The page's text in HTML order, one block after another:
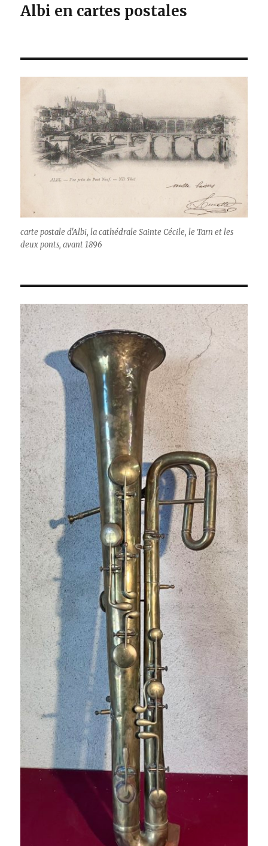
Albi en cartes postales
carte postale d'Albi, la cathédrale Sainte Cécile, le Tarn et les
deux ponts, avant 1896